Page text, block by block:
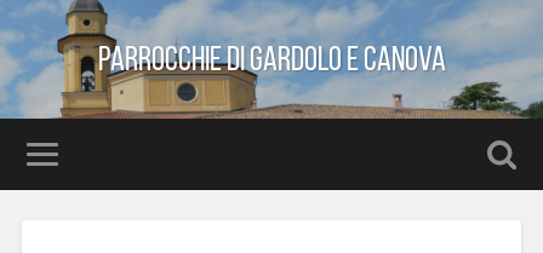
Parrocchie di Gardolo e Canova